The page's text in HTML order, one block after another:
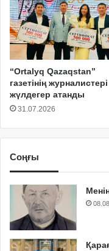
“Ortalyq Qazaqstan”
газетінің журналистері
жүлдегер атанды
31.07.2026
Соңғы